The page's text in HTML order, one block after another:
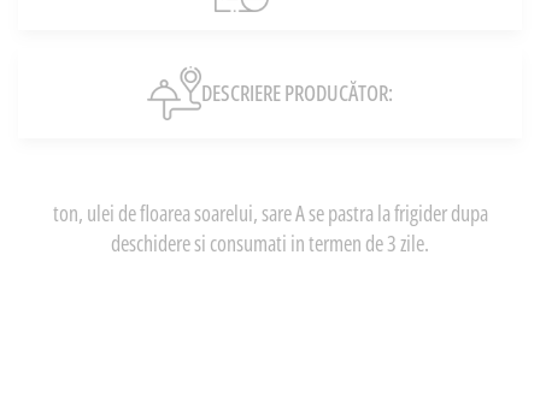
DESCRIERE PRODUCĂTOR:
ton, ulei de floarea soarelui, sare A se pastra la frigider dupa
deschidere si consumati in termen de 3 zile.